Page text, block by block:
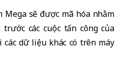
sẽ được mã hóa nhằm
các cuộc tấn công của
các dữ liệu khác có trên máy